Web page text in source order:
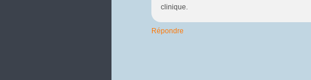
clinique.
Répondre